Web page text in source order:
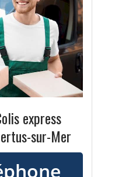
express
sur-Mer